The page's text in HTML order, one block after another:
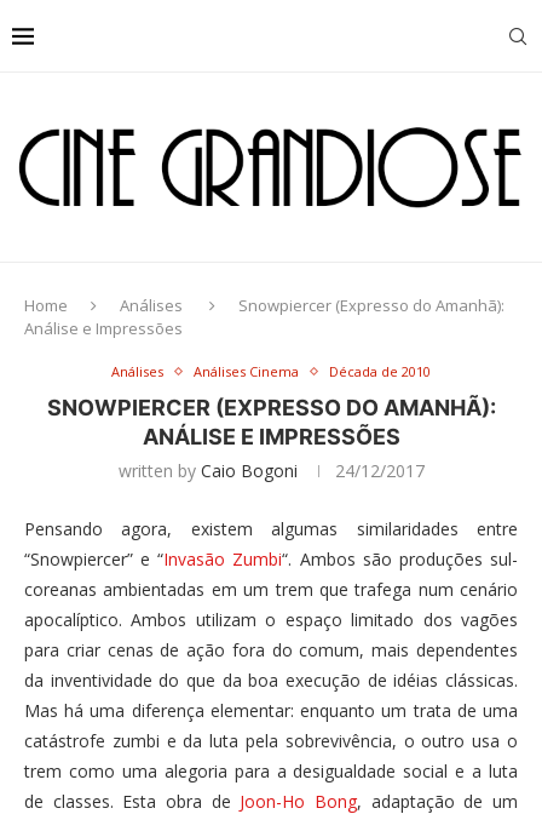
Home Análises
Snowpiercer (Expresso do Amanhã):
Análise e Impressões
Análises Análises Cinema Década de 2010
SNOWPIERCER (EXPRESSO DO AMANHÃ):
ANÁLISE E IMPRESSÕES
written by Caio Bogoni 24/12/2017
Pensando agora, existem algumas similaridades entre
“Snowpiercer” e “Invasão Zumbi“. Ambos são produções sul-
coreanas ambientadas em um trem que trafega num cenário
apocalíptico. Ambos utilizam o espaço limitado dos vagões
para criar cenas de ação fora do comum, mais dependentes
da inventividade do que da boa execução de idéias clássicas.
Mas há uma diferença elementar: enquanto um trata de uma
catástrofe zumbi e da luta pela sobrevivência, o outro usa o
trem como uma alegoria para a desigualdade social e a luta
de classes. Esta obra de Joon-Ho Bong, adaptação de um